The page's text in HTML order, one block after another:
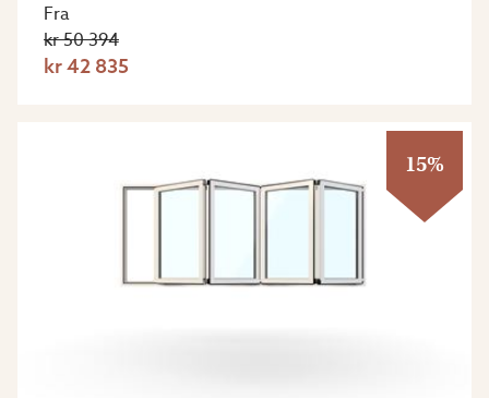
Fra
kr 50 394
kr 42 835
15%